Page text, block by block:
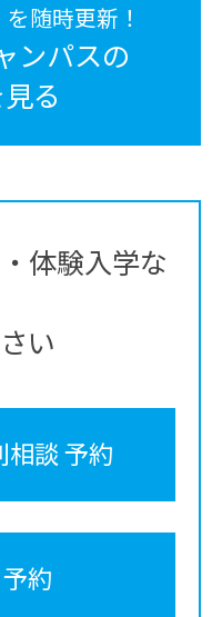
随時更新！
ンパスの
る
体験入学な
い
相談 予約
約